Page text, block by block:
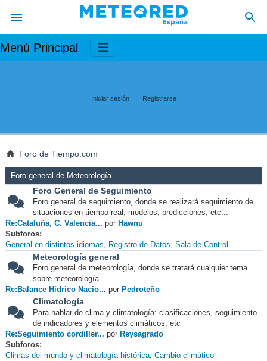
Menú Principal
Iniciar sesión Registrarse
Foro de Tiempo.com
Foro general de Meteorología
Foro General de Seguimiento
Foro general de seguimiento, donde se realizará seguimiento de
situaciones en tiempo real, modelos, predicciones, etc...
Re:Cataluña, C. Valencia... por Hawnu
Subforos
General en distintos idiomas
Registro de Datos Sala de Control
Meteorología general
Foro general de meteorología, donde se tratará cualquier tema
sobre meteorología.
Re:Balance Hidrico Nacio... por Pedroteño
Climatología
Para hablar de clima y climatología: clasificaciones, seguimiento
de indicadores y elementos climáticos, etc
Re:Seguimiento cordiller... por Reysagrado
Subforos
Climas del mundo y climatología histórica Cambio climático